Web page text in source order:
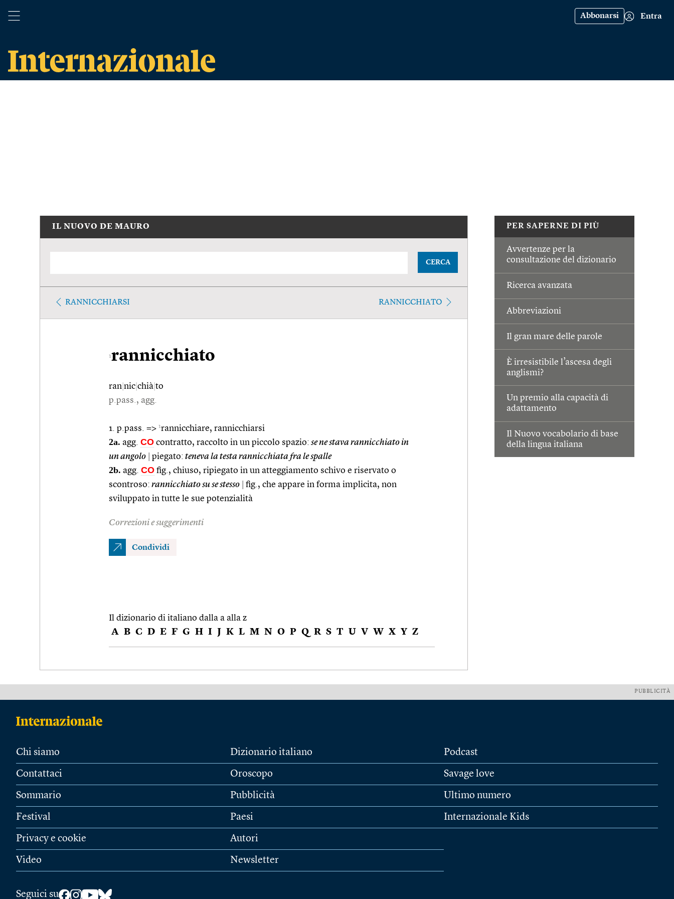
Abbonarsi Entra
PER SAPERNE DI PIÙ
Avvertenze per la
consultazione del dizionario
Ricerca avanzata
Abbreviazioni
Il gran mare delle parole
È irresistibile l’ascesa degli
anglismi?
Un premio alla capacità di
adattamento
Il Nuovo vocabolario di base
della lingua italiana
IL NUOVO DE MAURO
CERCA
RANNICCHIARSI RANNICCHIATO
1rannicchiato
ran nic chià to
p.pass., agg.
1. p.pass. => 1rannicchiare, rannicchiarsi
2a. agg. CO contratto, raccolto in un piccolo spazio: se ne stava rannicchiato in
un angolo
piegato: teneva la testa rannicchiata fra le spalle
2b. agg. CO fig., chiuso, ripiegato in un atteggiamento schivo e riservato o
scontroso: rannicchiato su se stesso
fig., che appare in forma implicita, non
sviluppato in tutte le sue potenzialità
Correzioni e suggerimenti
Condividi
Il dizionario di italiano dalla a alla z
A B C D E F G H I J K L M N O P Q R S T U V W X Y Z
PUBBLICITÀ
Chi siamo
Contattaci
Sommario
Festival
Privacy e cookie
Video
Dizionario italiano
Oroscopo
Pubblicità
Paesi
Autori
Newsletter
Podcast
Savage love
Ultimo numero
Internazionale Kids
Seguici su